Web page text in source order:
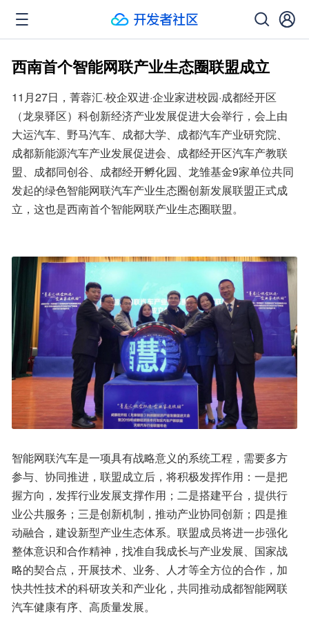
西南首个智能网联产业生态圈联盟成立
11月27日，菁蓉汇·校企双进·企业家进校园·成都经开区
（龙泉驿区）科创新经济产业发展促进大会举行，会上由
大运汽车、野马汽车、成都大学、成都汽车产业研究院、
成都新能源汽车产业发展促进会、成都经开区汽车产教联
盟、成都同创谷、成都经开孵化园、龙雏基金9家单位共同
发起的绿色智能网联汽车产业生态圈创新发展联盟正式成
立，这也是西南首个智能网联产业生态圈联盟。
智能网联汽车是一项具有战略意义的系统工程，需要多方
参与、协同推进，联盟成立后，将积极发挥作用：一是把
握方向，发挥行业发展支撑作用；二是搭建平台，提供行
业公共服务；三是创新机制，推动产业协同创新；四是推
动融合，建设新型产业生态体系。联盟成员将进一步强化
整体意识和合作精神，找准自我成长与产业发展、国家战
略的契合点，开展技术、业务、人才等全方位的合作，加
快共性技术的科研攻关和产业化，共同推动成都智能网联
汽车健康有序、高质量发展。